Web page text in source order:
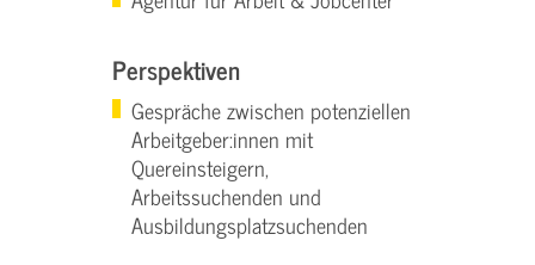
Perspektiven
Gespräche zwischen potenziellen
Arbeitgeber:innen mit
Quereinsteigern,
Arbeitssuchenden und
Ausbildungsplatzsuchenden